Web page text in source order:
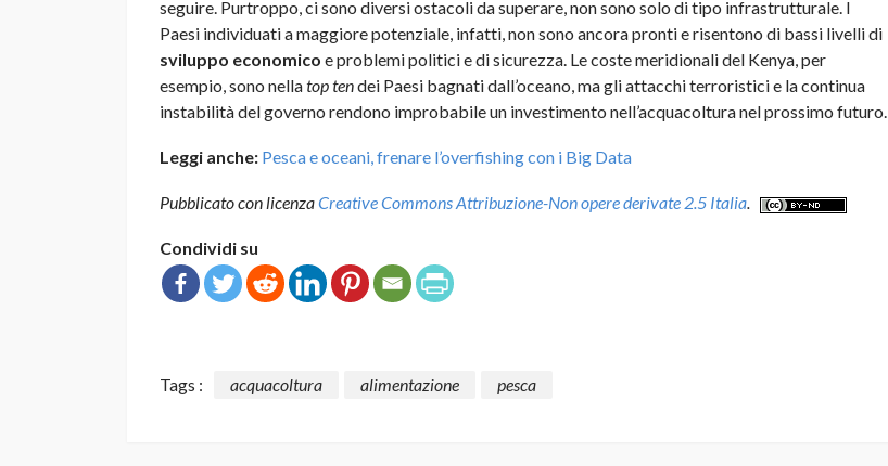
seguire. Purtroppo, ci sono diversi ostacoli da superare, non sono solo di tipo infrastrutturale. I
Paesi individuati a maggiore potenziale, infatti, non sono ancora pronti e risentono di bassi livelli di
sviluppo economico e problemi politici e di sicurezza. Le coste meridionali del Kenya, per
esempio, sono nellatop tendei Paesi bagnati dall’oceano, ma gli attacchi terroristici e la continua
instabilità del governo rendono improbabile un investimento nell’acquacoltura nel prossimo futuro.
Leggi anche: Pesca e oceani, frenare l’overfishing con i Big Data
Pubblicato con licenzaCreative Commons Attribuzione-Non opere derivate 2.5 Italia.
Condividi su
Tags : acquacoltura alimentazione pesca